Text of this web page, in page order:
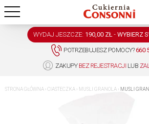
POTRZEBUJESZ POMOCY?660
ZAKUPY BEZ REJESTRACJI LUB
WYDAJ JESZCZE: 190,00 ZŁ - WYBIERZ
STRONA GŁÓWNA › CIASTECZKA › MUSLI GRANOLA › MUSLI